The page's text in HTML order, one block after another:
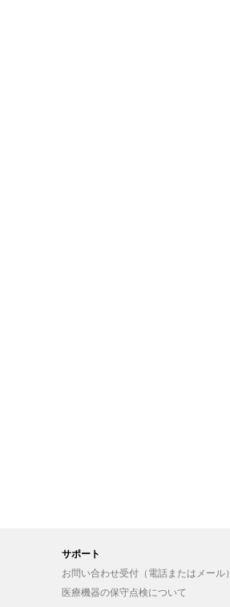
サポート
お問い合わせ受付（電話またはメール）
医療機器の保守点検について